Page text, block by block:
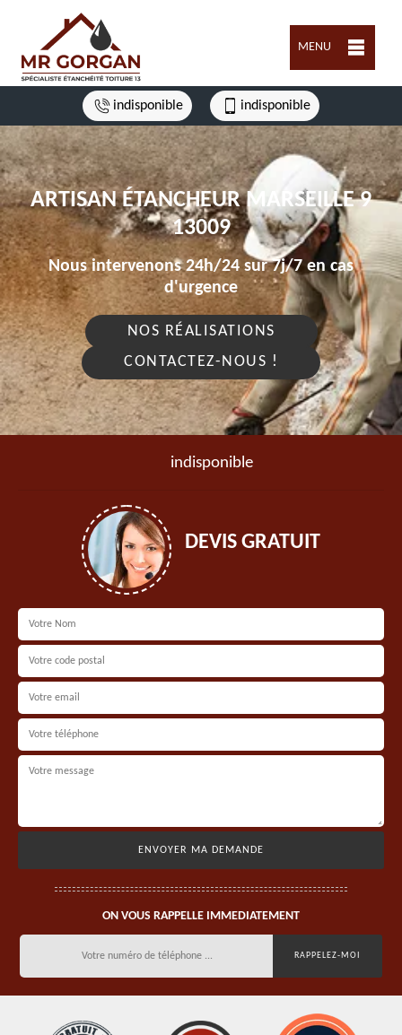
MENU
indisponible indisponible
ARTISAN ÉTANCHEUR MARSEILLE 9
13009
Nous intervenons 24h/24 sur 7j/7 en cas
d'urgence
NOS RÉALISATIONS
CONTACTEZ-NOUS !
indisponible
DEVIS GRATUIT
ON VOUS RAPPELLE IMMEDIATEMENT